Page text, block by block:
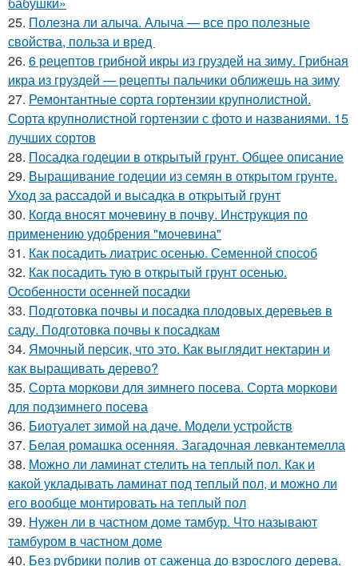
25. Полезна ли алыча. Алыча — все про полезные
свойства, польза и вред
26. 6 рецептов грибной икры из груздей на зиму. Грибная
икра из груздей — рецепты пальчики оближешь на зиму
27. Ремонтантные сорта гортензии крупнолистной.
Сорта крупнолистной гортензии с фото и названиями. 15
лучших сортов
28. Посадка годеции в открытый грунт. Общее описание
29. Выращивание годеции из семян в открытом грунте.
Уход за рассадой и высадка в открытый грунт
30. Когда вносят мочевину в почву. Инструкция по
применению удобрения "мочевина"
31. Как посадить лиатрис осенью. Семенной способ
32. Как посадить тую в открытый грунт осенью.
Особенности осенней посадки
33. Подготовка почвы и посадка плодовых деревьев в
саду. Подготовка почвы к посадкам
34. Ямочный персик, что это. Как выглядит нектарин и
как выращивать дерево?
35. Сорта моркови для зимнего посева. Сорта моркови
для подзимнего посева
36. Биотуалет зимой на даче. Модели устройств
37. Белая ромашка осенняя. Загадочная левкантемелла
38. Можно ли ламинат стелить на теплый пол. Как и
какой укладывать ламинат под теплый пол, и можно ли
его вообще монтировать на теплый пол
39. Нужен ли в частном доме тамбур. Что называют
тамбуром в частном доме
40. Без рубрики полив от саженца до взрослого дерева.